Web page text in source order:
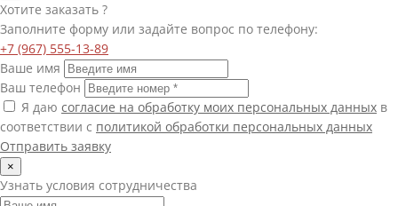
Хотите заказать ?
Заполните форму или задайте вопрос по телефону:
+7 (967) 555-13-89
Ваше имя
Ваш телефон
Я даю согласие на обработку моих персональных данных в
соответствии с политикой обработки персональных данных
Отправить заявку
×
Узнать условия сотрудничества